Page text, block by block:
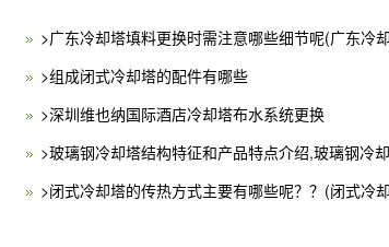
>广东冷却塔填料更换时需注意哪些细节呢(广东冷却
>组成闭式冷却塔的配件有哪些
>深圳维也纳国际酒店冷却塔布水系统更换
>玻璃钢冷却塔结构特征和产品特点介绍,玻璃钢冷却
>闭式冷却塔的传热方式主要有哪些呢？？(闭式冷